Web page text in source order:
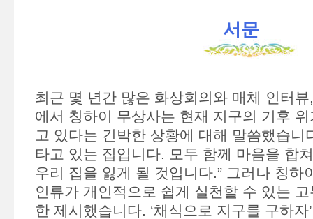
서문
최근 몇 년간 많은 화상회의와 매체 인터
에서 칭하이 무상사는 현재 지구의 기후
고 있다는 긴박한 상황에 대해 말씀했습니
타고 있는 집입니다. 모두 함께 마음을 합
우리 집을 잃게 될 것입니다.” 그러나 칭하
인류가 개인적으로 쉽게 실천할 수 있는
한 제시했습니다. ‘채식으로 지구를 구하자